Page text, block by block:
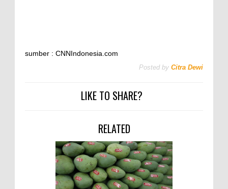
sumber : CNNIndonesia.com
Posted by Citra Dewi
LIKE TO SHARE?
RELATED